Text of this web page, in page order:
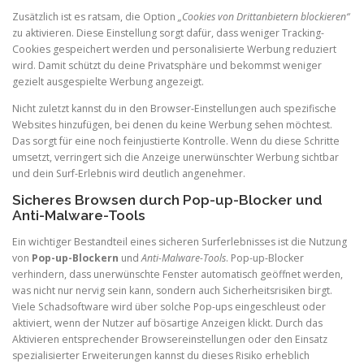
Zusätzlich ist es ratsam, die Option „Cookies von Drittanbietern blockieren“
zu aktivieren. Diese Einstellung sorgt dafür, dass weniger Tracking-
Cookies gespeichert werden und personalisierte Werbung reduziert
wird. Damit schützt du deine Privatsphäre und bekommst weniger
gezielt ausgespielte Werbung angezeigt.
Nicht zuletzt kannst du in den Browser-Einstellungen auch spezifische
Websites hinzufügen, bei denen du keine Werbung sehen möchtest.
Das sorgt für eine noch feinjustierte Kontrolle. Wenn du diese Schritte
umsetzt, verringert sich die Anzeige unerwünschter Werbung sichtbar
und dein Surf-Erlebnis wird deutlich angenehmer.
Sicheres Browsen durch Pop-up-Blocker und
Anti-Malware-Tools
Ein wichtiger Bestandteil eines sicheren Surferlebnisses ist die Nutzung
von Pop-up-Blockern undAnti-Malware-Tools. Pop-up-Blocker
verhindern, dass unerwünschte Fenster automatisch geöffnet werden,
was nicht nur nervig sein kann, sondern auch Sicherheitsrisiken birgt.
Viele Schadsoftware wird über solche Pop-ups eingeschleust oder
aktiviert, wenn der Nutzer auf bösartige Anzeigen klickt. Durch das
Aktivieren entsprechender Browsereinstellungen oder den Einsatz
spezialisierter Erweiterungen kannst du dieses Risiko erheblich